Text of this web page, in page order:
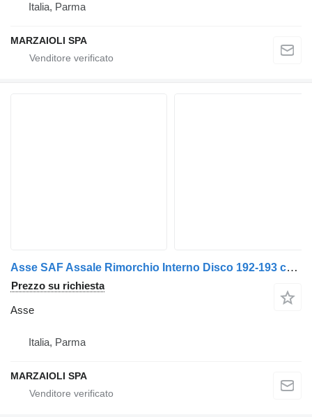
Italia, Parma
MARZAIOLI SPA
Asse SAF Assale Rimorchio Interno Disco 192-193 cm Fine Mozzo 228-229 cm per rimorchio
Prezzo su richiesta
Asse
Italia, Parma
MARZAIOLI SPA